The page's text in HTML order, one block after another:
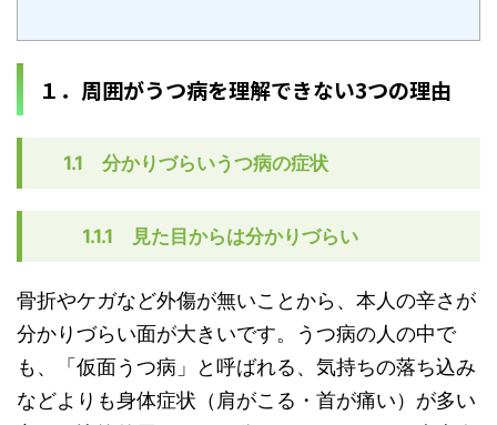
１．周囲がうつ病を理解できない3つの理由
1.1 分かりづらいうつ病の症状
1.1.1 見た目からは分かりづらい
骨折やケガなど外傷が無いことから、本人の辛さが
分かりづらい面が大きいです。うつ病の人の中で
も、「仮面うつ病」と呼ばれる、気持ちの落ち込み
などよりも身体症状（肩がこる・首が痛い）が多い